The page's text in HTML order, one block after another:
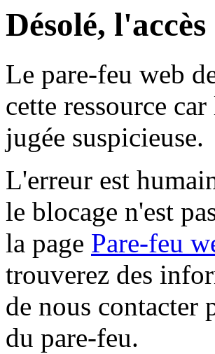
Désolé,
Le pare-feu web
cette ressource
jugée suspicieuse.
L'erreur est
le blocage n'est
la page Pare-feu
trouverez des
de nous contacter
du pare-feu.